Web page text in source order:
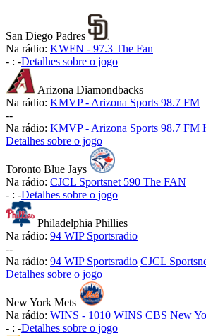
San Diego Padres
Na rádio: KWFN - 97.3 The Fan
- : -Detalhes sobre o jogo
Arizona Diamondbacks
Na rádio: KMVP - Arizona Sports 98.7 FM
--
Na rádio: KMVP - Arizona Sports 98.7 FM
Detalhes sobre o jogo
Toronto Blue Jays
Na rádio: CJCL Sportsnet 590 The FAN
- : -Detalhes sobre o jogo
Philadelphia Phillies
Na rádio: 94 WIP Sportsradio
--
Na rádio: 94 WIP Sportsradio CJCL
Detalhes sobre o jogo
New York Mets
Na rádio: WINS - 1010 WINS CBS New
- : -Detalhes sobre o jogo